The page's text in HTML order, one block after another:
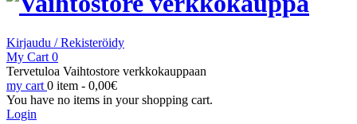
Kirjaudu / Rekisteröidy
My Cart 0
Tervetuloa Vaihtostore verkkokauppaan
my cart 0 item - 0,00€
You have no items in your shopping cart.
Login